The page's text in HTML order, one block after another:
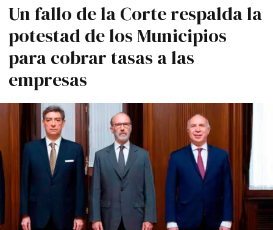
Un fallo de la Corte respalda la
potestad de los Municipios
para cobrar tasas a las
empresas